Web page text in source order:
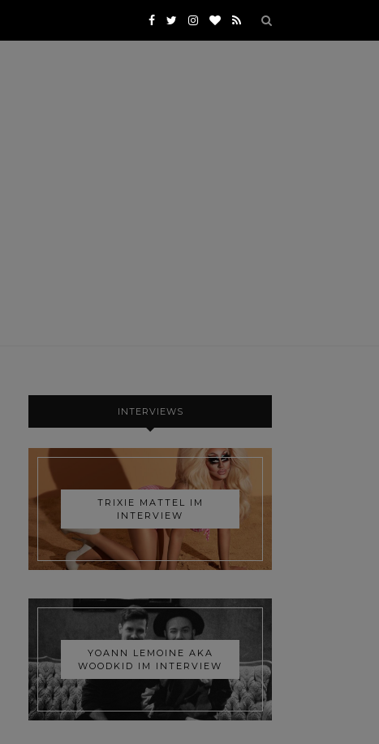
INTERVIEWS
TRIXIE MATTEL IM
INTERVIEW
YOANN LEMOINE AKA
WOODKID IM INTERVIEW